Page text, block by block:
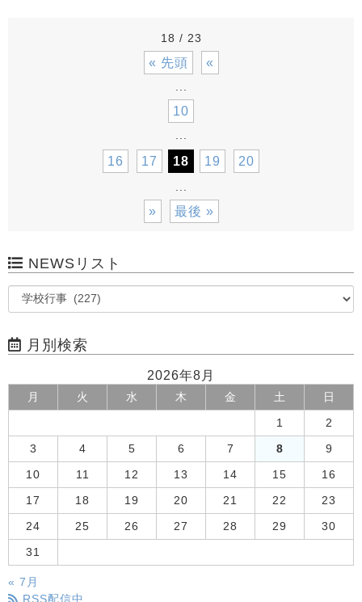
18 / 23
« 先頭 «
10
16 17 18 19 20
» 最後 »
NEWSリスト
月別検索
2026年8月
月 火 水 木 金 土 日
1 2
3 4 5 6 7 8 9
10 11 12 13 14 15 16
17 18 19 20 21 22 23
24 25 26 27 28 29 30
31
« 7月
RSS配信中